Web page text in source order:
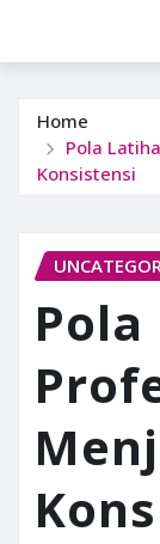
Home
Pola
Konsistensi